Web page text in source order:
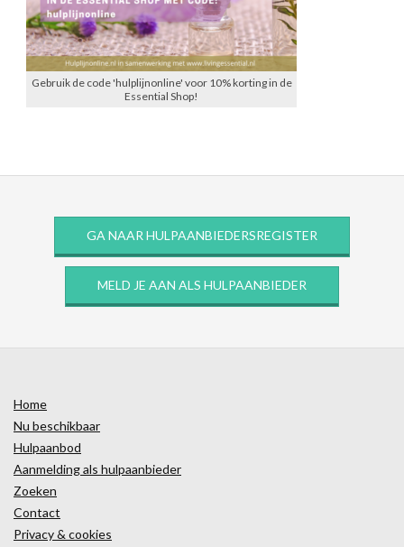
Gebruik de code 'hulplijnonline' voor 10% korting in de
Essential Shop!
GA NAAR HULPAANBIEDERSREGISTER
MELD JE AAN ALS HULPAANBIEDER
Home
Nu beschikbaar
Hulpaanbod
Aanmelding als hulpaanbieder
Zoeken
Contact
Privacy & cookies